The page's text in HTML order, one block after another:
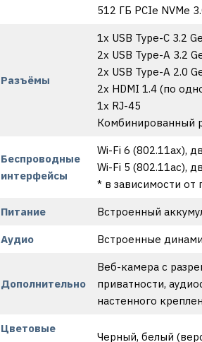
512 ГБ PCIe NVMe
Разъёмы
1x USB Type-C 3.2
2x USB Type-A 3.2
2x USB Type-A 2.0
2x HDMI 1.4 (по
1x RJ-45
Комбинированный
Беспроводные
интерфейсы
Wi-Fi 6 (802.11ax),
Wi-Fi 5 (802.11ac),
* в зависимости от
Питание Встроенный
Аудио Встроенные
Дополнительно
Веб-камера с
приватности,
настенного
Цветовые
Черный, белый